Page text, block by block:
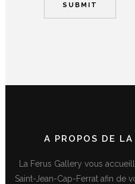
A PROPOS DE
La Ferus Gallery vous
Saint-Jean-Cap-Ferrat afin de